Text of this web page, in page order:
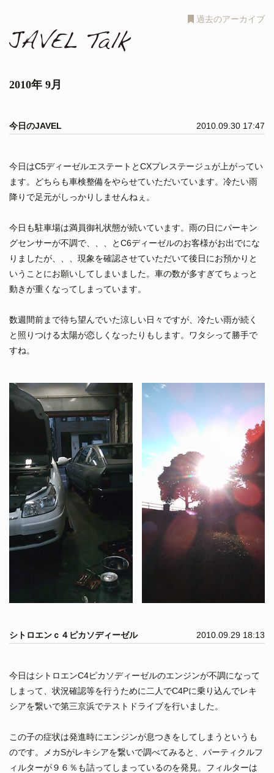
過去のアーカイブ
2010年 9月
今日のJAVEL 2010.09.30 17:47
今日はC5ディーゼルエステートとCXプレステージュが上がってい
ます。どちらも車検整備をやらせていただいています。冷たい雨
降りで足元がしっかりしませんねぇ。
今日も駐車場は満員御礼状態が続いています。雨の日にパーキン
グセンサーが不調で、、、とC6ディーゼルのお客様がお出でにな
りましたが、、、現象を確認させていただいて後日にお預かりと
いうことにお願いしてしまいました。車の数が多すぎてちょっと
動きが重くなってしまっています。
数週間前まで待ち望んでいた涼しい日々ですが、冷たい雨が続く
と照りつける太陽が恋しくなったりもします。ワタシって勝手で
すね。
シトロエンｃ４ピカソディーゼル 2010.09.29 18:13
今日はシトロエンC4ピカソディーゼルのエンジンが不調になって
しまって、状況確認等を行うために二人でC4Pに乗り込んでレキ
シアを繋いで第三京浜でテストドライブを行いました。
この子の症状は発進時にエンジンが息つきをしてしまうというも
のです。メカSがレキシアを繋いで調べてみると、パーティクルフ
ィルターが９６％も詰ってしまっているのを発見。フィルターは